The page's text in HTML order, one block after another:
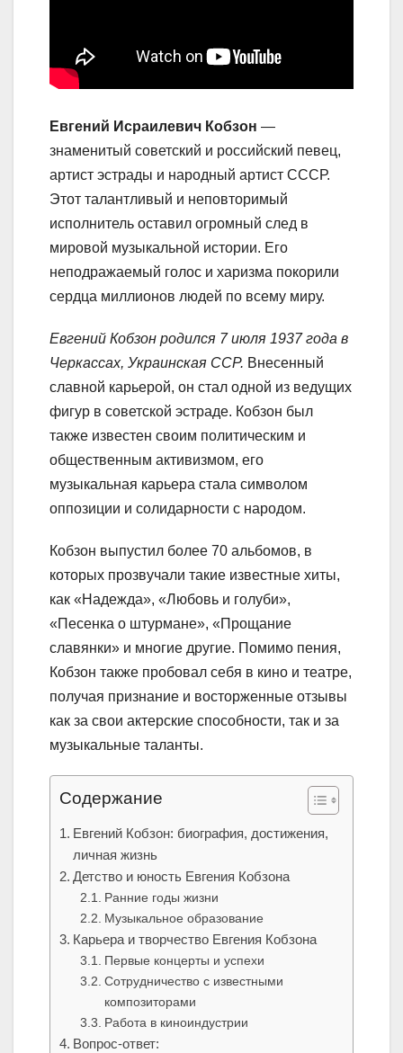
Евгений Исраилевич Кобзон —
знаменитый советский и российский певец,
артист эстрады и народный артист СССР.
Этот талантливый и неповторимый
исполнитель оставил огромный след в
мировой музыкальной истории. Его
неподражаемый голос и харизма покорили
сердца миллионов людей по всему миру.
Евгений Кобзон родился 7 июля 1937 года в
Черкассах, Украинская ССР. Внесенный
славной карьерой, он стал одной из ведущих
фигур в советской эстраде. Кобзон был
также известен своим политическим и
общественным активизмом, его
музыкальная карьера стала символом
оппозиции и солидарности с народом.
Кобзон выпустил более 70 альбомов, в
которых прозвучали такие известные хиты,
как «Надежда», «Любовь и голуби»,
«Песенка о штурмане», «Прощание
славянки» и многие другие. Помимо пения,
Кобзон также пробовал себя в кино и театре,
получая признание и восторженные отзывы
как за свои актерские способности, так и за
музыкальные таланты.
Содержание
Евгений Кобзон: биография, достижения,
личная жизнь
Детство и юность Евгения Кобзона
Ранние годы жизни
Музыкальное образование
Карьера и творчество Евгения Кобзона
Первые концерты и успехи
Сотрудничество с известными
композиторами
Работа в киноиндустрии
Вопрос-ответ: